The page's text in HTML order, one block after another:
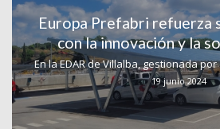
Europa Prefabri refuerza
con la innovación y la
En la EDAR de Villalba, gestionada
19 junio 2024